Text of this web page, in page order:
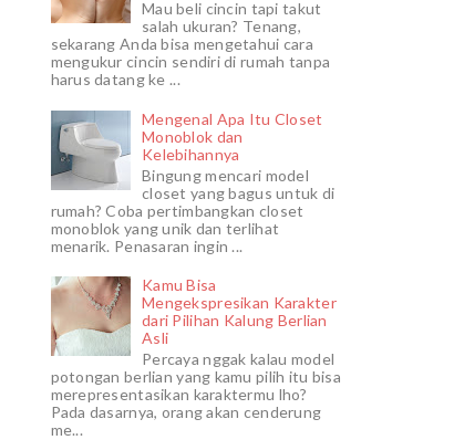
Mau beli cincin tapi takut
salah ukuran? Tenang,
sekarang Anda bisa mengetahui cara
mengukur cincin sendiri di rumah tanpa
harus datang ke ...
Mengenal Apa Itu Closet
Monoblok dan
Kelebihannya
Bingung mencari model
closet yang bagus untuk di
rumah? Coba pertimbangkan closet
monoblok yang unik dan terlihat
menarik. Penasaran ingin ...
Kamu Bisa
Mengekspresikan Karakter
dari Pilihan Kalung Berlian
Asli
Percaya nggak kalau model
potongan berlian yang kamu pilih itu bisa
merepresentasikan karaktermu lho?
Pada dasarnya, orang akan cenderung
me...